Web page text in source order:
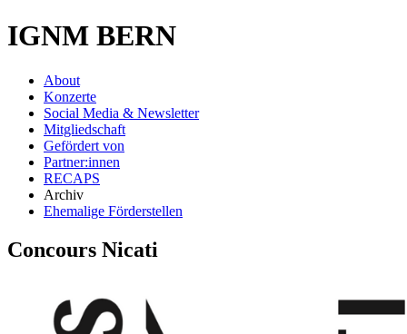
IGNM BERN
About
Konzerte
Social Media & Newsletter
Mitgliedschaft
Gefördert von
Partner:innen
RECAPS
Archiv
Ehemalige Förderstellen
Concours Nicati